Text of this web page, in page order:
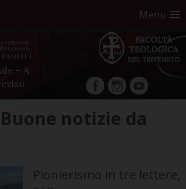
Menu
– A
facebookInstagram
YouTube
notizie da
Pionierismo in tre lettere,